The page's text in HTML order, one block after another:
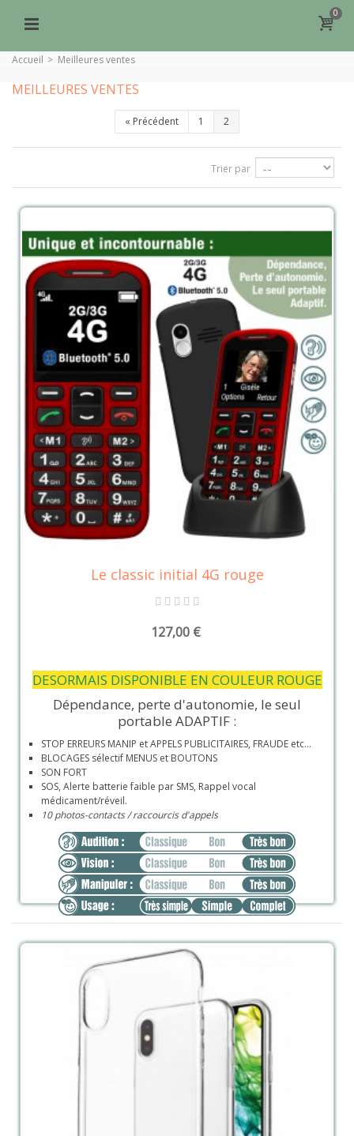
0
Accueil > Meilleures ventes
MEILLEURES VENTES
« Précédent 1 2
Trier par
Le classic initial 4G rouge
127,00 €
DESORMAIS DISPONIBLE EN COULEUR ROUGE
Dépendance, perte d'autonomie, le seul
portable ADAPTIF :
STOP ERREURS MANIP et APPELS PUBLICITAIRES, FRAUDE etc...
BLOCAGES sélectif MENUS et BOUTONS
SON FORT
SOS, Alerte batterie faible par SMS, Rappel vocal
médicament/réveil.
10 photos-contacts / raccourcis d'appels